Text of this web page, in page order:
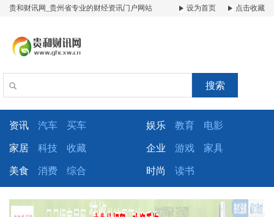
贵和财讯网_贵州省专业的财经资讯门户网站 设为首页 点击收藏
搜索
资讯 汽车 买车 娱乐 教育 电影
家居 科技 收藏 企业 游戏 家具
美食 消费 综合 时尚 读书